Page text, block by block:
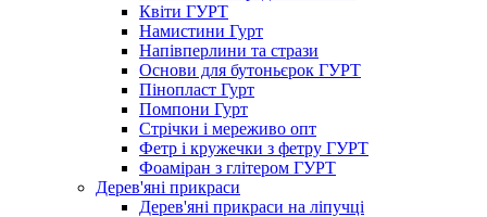
Квіти ГУРТ
Намистини Гурт
Напівперлини та стрази
Основи для бутоньєрок ГУРТ
Пінопласт Гурт
Помпони Гурт
Стрічки і мереживо опт
Фетр і кружечки з фетру ГУРТ
Фоаміран з глітером ГУРТ
Дерев'яні прикраси
Дерев'яні прикраси на ліпучці